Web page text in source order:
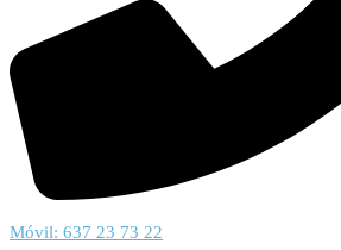
Móvil: 637 23 73 22